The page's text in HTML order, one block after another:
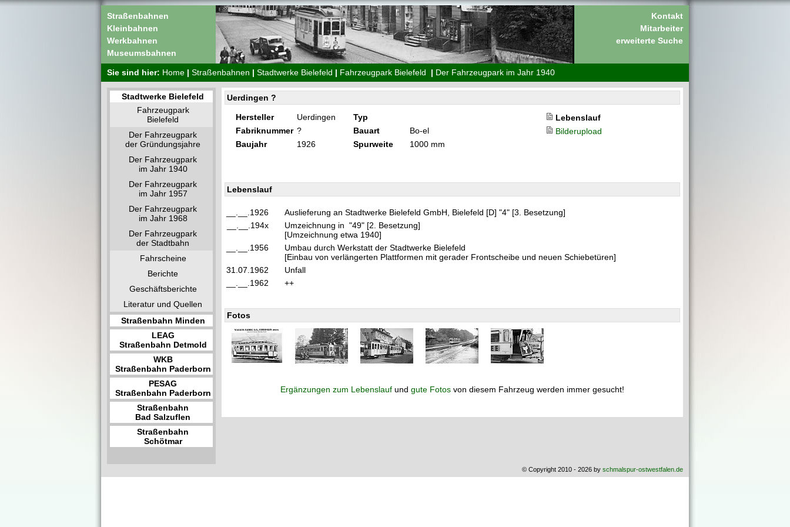
Straßenbahnen
Kleinbahnen
Werkbahnen
Museumsbahnen
Kontakt
Mitarbeiter
erweiterte Suche
Sie sind hier: Home | Straßenbahnen | Stadtwerke Bielefeld | Fahrzeugpark Bielefeld | Der Fahrzeugpark im Jahr 1940
Stadtwerke Bielefeld
Fahrzeugpark
Bielefeld
Der Fahrzeugpark
der Gründungsjahre
Der Fahrzeugpark
im Jahr 1940
Der Fahrzeugpark
im Jahr 1957
Der Fahrzeugpark
im Jahr 1968
Der Fahrzeugpark
der Stadtbahn
Fahrscheine
Berichte
Geschäftsberichte
Literatur und Quellen
Straßenbahn Minden
LEAG
Straßenbahn Detmold
WKB
Straßenbahn Paderborn
PESAG
Straßenbahn Paderborn
Straßenbahn
Bad Salzuflen
Straßenbahn
Schötmar
Uerdingen ?
Hersteller Uerdingen Typ
Lebenslauf
Fabriknummer ? Bauart Bo-el
Bilderupload
Baujahr
1926 Spurweite 1000 mm
Lebenslauf
__.__.1926
Auslieferung an Stadtwerke Bielefeld GmbH, Bielefeld [D] "4" [3. Besetzung]
__.__.194x
Umzeichnung in "49" [2. Besetzung]
[Umzeichnung etwa 1940]
__.__.1956
Umbau durch Werkstatt der Stadtwerke Bielefeld
[Einbau von verlängerten Plattformen mit gerader Frontscheibe und neuen Schiebetüren]
31.07.1962
Unfall
__.__.1962
++
Fotos
Ergänzungen zum Lebenslauf und gute Fotos von diesem Fahrzeug werden immer gesucht!
© Copyright 2010 - 2026 by schmalspur-ostwestfalen.de